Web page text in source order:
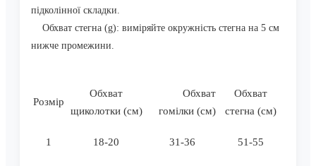
підколінної складки.
Обхват стегна (g): виміряйте окружність стегна на 5 см
нижче промежини.
Розмір
Обхват
щиколотки (см)
Обхват
гомілки (см)
Обхват
стегна (см)
1 18-20 31-36 51-55